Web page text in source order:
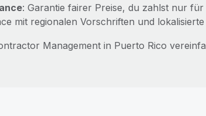
: Garantie fairer Preise, du zahlst nur
mit regionalen Vorschriften und lokalisierte
Management in Puerto Rico